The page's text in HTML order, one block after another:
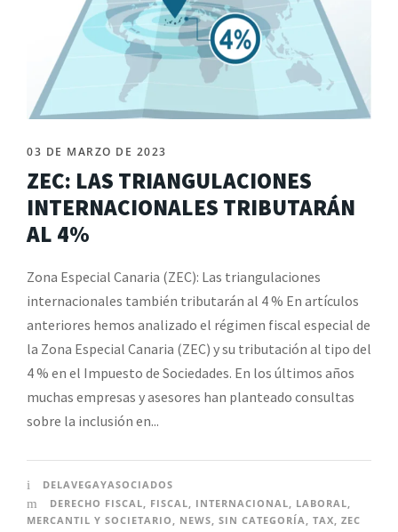
03 DE MARZO DE 2023
ZEC: LAS TRIANGULACIONES
INTERNACIONALES TRIBUTARÁN
AL 4%
Zona Especial Canaria (ZEC): Las triangulaciones
internacionales también tributarán al 4 % En artículos
anteriores hemos analizado el régimen fiscal especial de
la Zona Especial Canaria (ZEC) y su tributación al tipo del
4 % en el Impuesto de Sociedades. En los últimos años
muchas empresas y asesores han planteado consultas
sobre la inclusión en...
DELAVEGAYASOCIADOS
DERECHO FISCAL
FISCAL INTERNACIONAL LABORAL
MERCANTIL Y SOCIETARIO
NEWS SIN CATEGORÍA TAX ZEC